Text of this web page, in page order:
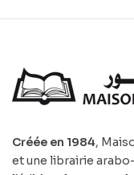
Créée en 1984,
et une librairie